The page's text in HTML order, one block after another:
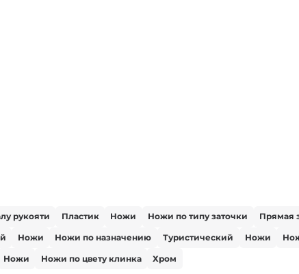
рукояти Пластик Ножи Ножи по типу заточки Прямая
Ножи Ножи по назначению Туристический Ножи
Ножи Ножи по цвету клинка Хром